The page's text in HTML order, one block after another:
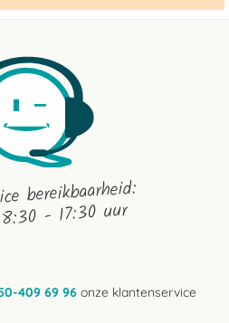
bereikbaarheid:
- 17:30 uur
409 69 96 onze klantenservice